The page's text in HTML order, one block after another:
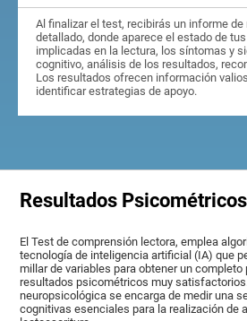
Al finalizar el test, recibirás un informe
detallado, donde aparece el estado de
implicadas en la lectura, los síntomas y
cognitivo, análisis de los resultados,
Los resultados ofrecen información
identificar estrategias de apoyo.
Resultados Psicométricos
El Test de comprensión lectora, emplea
tecnología de inteligencia artificial (IA) que
millar de variables para obtener un
resultados psicométricos muy
neuropsicológica se encarga de medir una
cognitivas esenciales para la realización de